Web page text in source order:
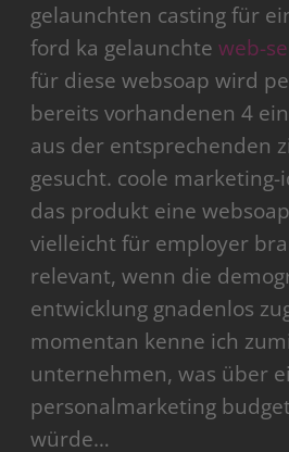
gelaunchten casting für
ford ka gelaunchteweb-
für diese websoap wird
bereits vorhandenen 4
aus der entsprechenden
gesucht. coole
das produkt eine
vielleicht für employer
relevant, wenn die
entwicklung gnadenlos
momentan kenne ich
unternehmen, was über
personalmarketing
würde…